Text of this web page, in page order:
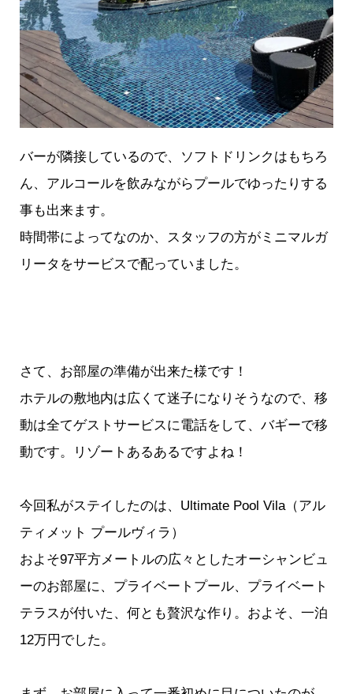
バーが隣接しているので、ソフトドリンクはもちろ
ん、アルコールを飲みながらプールでゆったりする
事も出来ます。
時間帯によってなのか、スタッフの方がミニマルガ
リータをサービスで配っていました。
さて、お部屋の準備が出来た様です！
ホテルの敷地内は広くて迷子になりそうなので、移
動は全てゲストサービスに電話をして、バギーで移
動です。リゾートあるあるですよね！
今回私がステイしたのは、Ultimate Pool Vila（アル
ティメット プールヴィラ）
およそ97平方メートルの広々としたオーシャンビュ
ーのお部屋に、プライベートプール、プライベート
テラスが付いた、何とも贅沢な作り。およそ、一泊
12万円でした。